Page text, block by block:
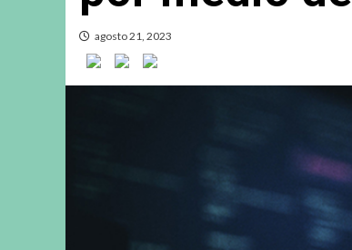
agosto 21, 2023